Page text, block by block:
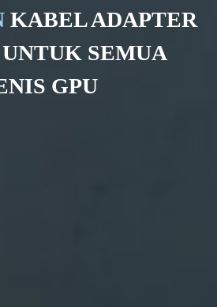
KABEL ADAPTER
SEMUA
GPU